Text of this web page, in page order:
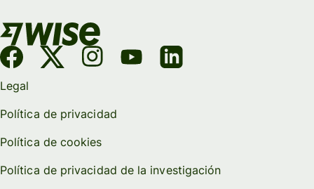
Legal
Política de privacidad
Política de cookies
Política de privacidad de la investigación